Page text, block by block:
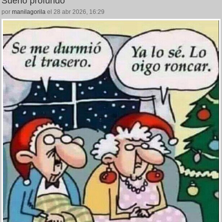
por manilagorila el 28 abr 2026, 16:29